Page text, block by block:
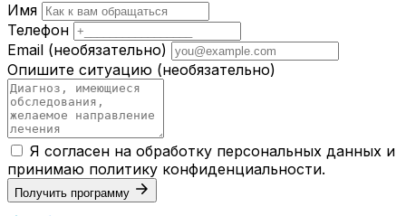
Имя
Телефон
Email (необязательно)
Опишите ситуацию (необязательно)
Я согласен на обработку персональных данных и
принимаю политику конфиденциальности.
Получить программу